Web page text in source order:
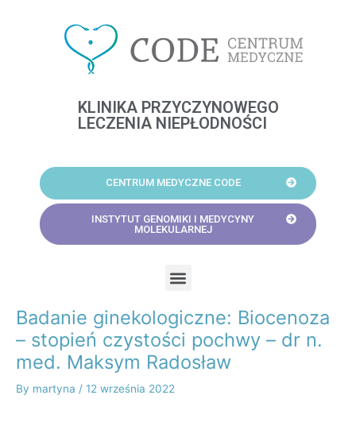
KLINIKA PRZYCZYNOWEGO
LECZENIA NIEPŁODNOŚCI
CENTRUM MEDYCZNE CODE
INSTYTUT GENOMIKI I MEDYCYNY
MOLEKULARNEJ
Badanie ginekologiczne: Biocenoza
– stopień czystości pochwy – dr n.
med. Maksym Radosław
By martyna / 12 września 2022
Post
navigation